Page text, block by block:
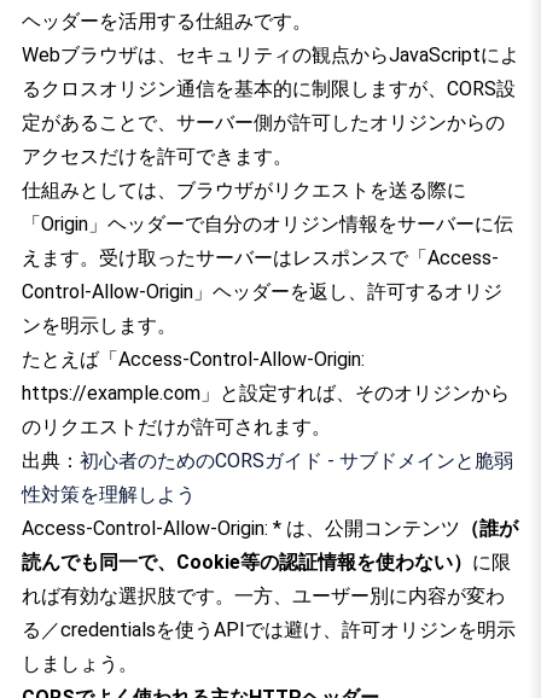
ヘッダーを活用する仕組みです。
Webブラウザは、セキュリティの観点からJavaScriptによ
るクロスオリジン通信を基本的に制限しますが、CORS設
定があることで、サーバー側が許可したオリジンからの
アクセスだけを許可できます。
仕組みとしては、ブラウザがリクエストを送る際に
「Origin」ヘッダーで自分のオリジン情報をサーバーに伝
えます。受け取ったサーバーはレスポンスで「Access-
Control-Allow-Origin」ヘッダーを返し、許可するオリジ
ンを明示します。
たとえば「Access-Control-Allow-Origin:
https://example.com」と設定すれば、そのオリジンから
のリクエストだけが許可されます。
出典： 初心者のためのCORSガイド - サブドメインと脆弱
性対策を理解しよう
Access-Control-Allow-Origin: * は、公開コンテンツ （誰が
読んでも同一で、Cookie等の認証情報を使わない） に限
れば有効な選択肢です。一方、ユーザー別に内容が変わ
る／credentialsを使うAPIでは避け、許可オリジンを明示
しましょう。